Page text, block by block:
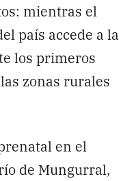
mientras el
país accede a la
los primeros
zonas rurales
en el
de Mungurral,